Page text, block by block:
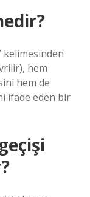
kelimesinden
hem
hem de
ifade eden bir